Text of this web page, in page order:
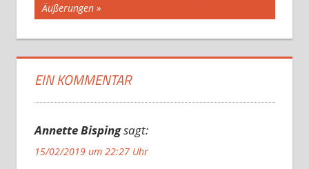
Äußerungen
EIN KOMMENTAR
Annette Bispingsagt:
15/02/2019 um 22:27 Uhr